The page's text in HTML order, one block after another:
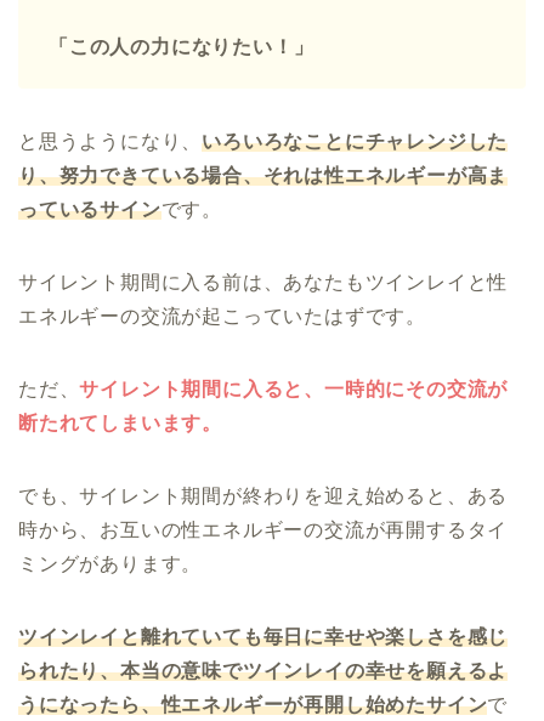
「この人の力になりたい！」
と思うようになり、いろいろなことにチャレンジした
り、努力できている場合、それは性エネルギーが高ま
っているサインです。
サイレント期間に入る前は、あなたもツインレイと性
エネルギーの交流が起こっていたはずです。
ただ、サイレント期間に入ると、一時的にその交流が
断たれてしまいます。
でも、サイレント期間が終わりを迎え始めると、ある
時から、お互いの性エネルギーの交流が再開するタイ
ミングがあります。
ツインレイと離れていても毎日に幸せや楽しさを感じ
られたり、本当の意味でツインレイの幸せを願えるよ
うになったら、性エネルギーが再開し始めたサインで